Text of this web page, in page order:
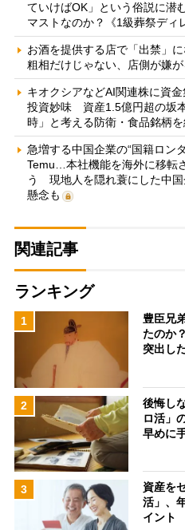
ていけばOK」という俗説に潜
マストなのか？《1級葬祭ディ
お酒を提供する店で「出禁」
粗相だけじゃない、店側が嫌が
キオクシアなどAI関連株に資
投資妙味 資産1.5億円超の坂
時」と考える防衛・食品銘柄
急増する中国企業の“国籍ロン
Temu…本社機能を海外に移転
う 現地人を隠れ蓑にした中
懸念も
関連記事
ランキング
1
豊臣兄
たのか
突出し
2
後悔し
ロ活」
早めに
3
資産を
活」、
イン